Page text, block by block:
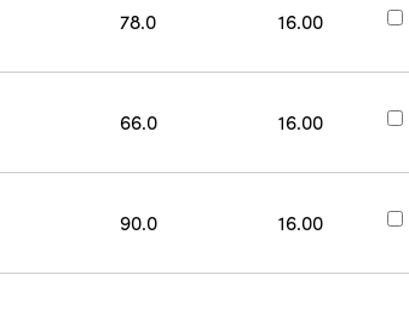
78.0 16.00
66.0 16.00
90.0 16.00